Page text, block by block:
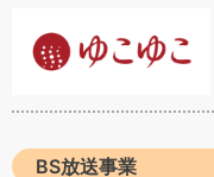
BS放送事業